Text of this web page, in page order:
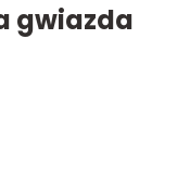
gwiazda